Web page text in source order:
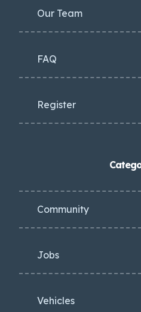
Our Team
FAQ
Register
Community
Jobs
Vehicles